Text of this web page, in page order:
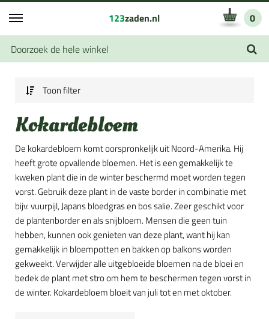
123zaden.nl 0
Toon filter
Kokardebloem
De kokardebloem komt oorspronkelijk uit Noord-Amerika. Hij
heeft grote opvallende bloemen. Het is een gemakkelijk te
kweken plant die in de winter beschermd moet worden tegen
vorst. Gebruik deze plant in de vaste border in combinatie met
bijv. vuurpijl, Japans bloedgras en bos salie. Zeer geschikt voor
de plantenborder en als snijbloem. Mensen die geen tuin
hebben, kunnen ook genieten van deze plant, want hij kan
gemakkelijk in bloempotten en bakken op balkons worden
gekweekt. Verwijder alle uitgebloeide bloemen na de bloei en
bedek de plant met stro om hem te beschermen tegen vorst in
de winter. Kokardebloem bloeit van juli tot en met oktober.